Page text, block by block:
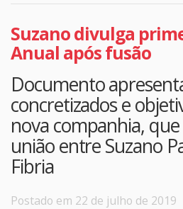
Suzano divulga
Anual após fusão
Documento
concretizados e
nova companhia,
união entre Suzano
Fibria
Postado em 22 de julho de 2019